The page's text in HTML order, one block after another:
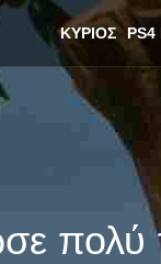
ΚΎΡΙΟΣ PS4